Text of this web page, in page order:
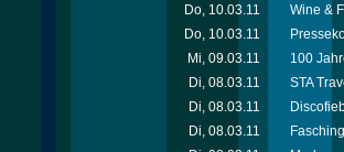
Do, 10.03.11
Wine &
Do, 10.03.11
Mi, 09.03.11
100
Di, 08.03.11
STA
Di, 08.03.11
Di, 08.03.11